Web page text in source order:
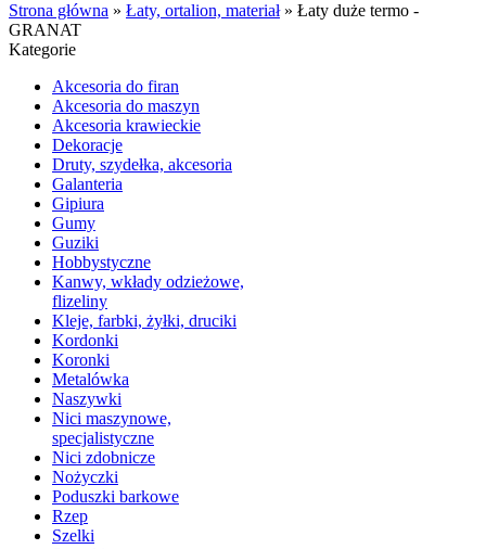
Strona główna » Łaty, ortalion, materiał» Łaty duże termo -
GRANAT
Kategorie
Akcesoria do firan
Akcesoria do maszyn
Akcesoria krawieckie
Dekoracje
Druty, szydełka, akcesoria
Galanteria
Gipiura
Gumy
Guziki
Hobbystyczne
Kanwy, wkłady odzieżowe,
flizeliny
Kleje, farbki, żyłki, druciki
Kordonki
Koronki
Metalówka
Naszywki
Nici maszynowe,
specjalistyczne
Nici zdobnicze
Nożyczki
Poduszki barkowe
Rzep
Szelki